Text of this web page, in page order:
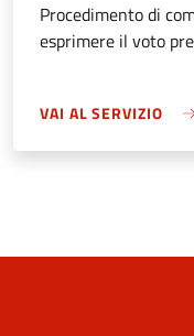
Procedimento di
esprimere il voto
VAI AL SERVIZIO